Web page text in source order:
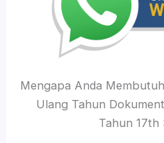
Mengapa Anda
Ulang Tahun
Tahun 17th